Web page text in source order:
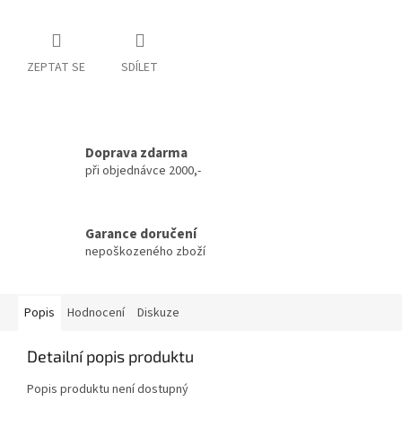
ZEPTAT SE SDÍLET
Doprava zdarma
při objednávce 2000,-
Garance doručení
nepoškozeného zboží
Popis Hodnocení Diskuze
Detailní popis produktu
Popis produktu není dostupný